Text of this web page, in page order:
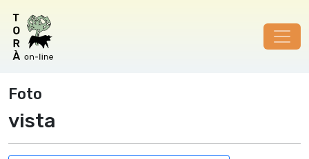
Foto
vista